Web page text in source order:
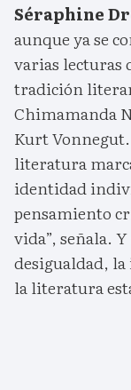
Séraphine
aunque ya se
varias lecturas
tradición
Chimamanda
Kurt
literatura
identidad
pensamiento
vida”, señala.
desigualdad, la
la literatura